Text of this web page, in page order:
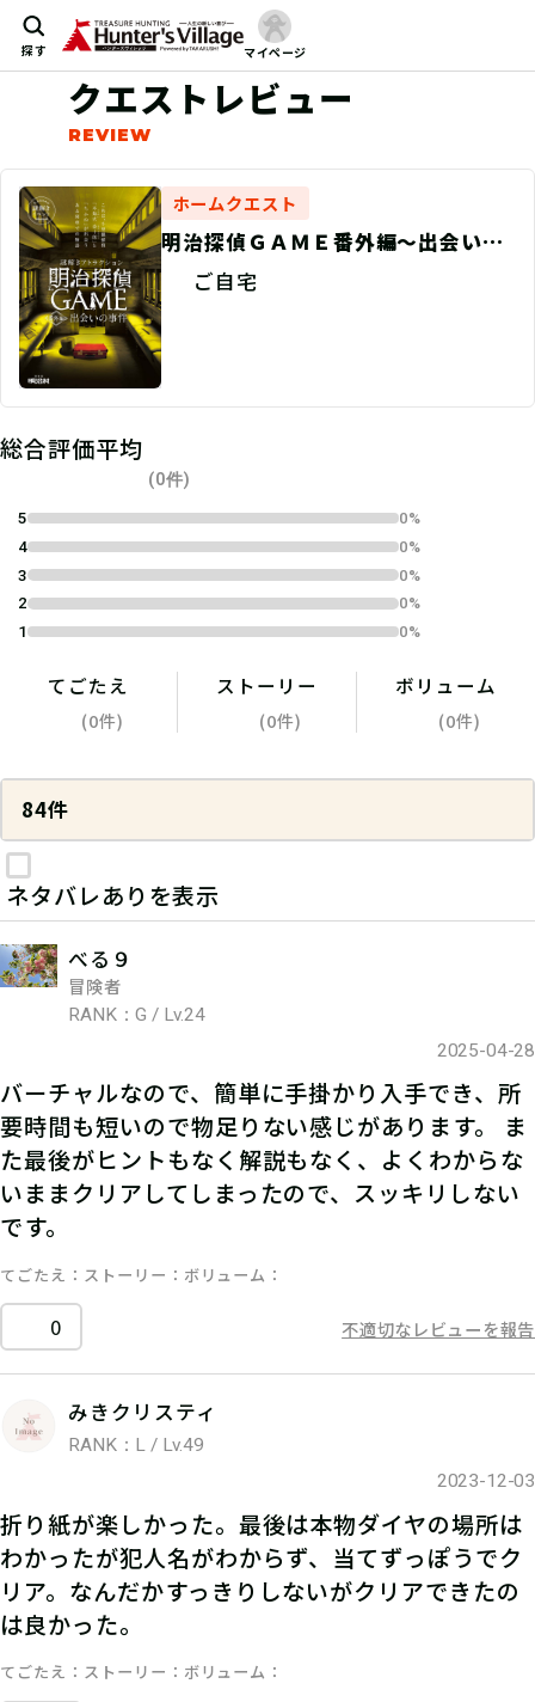
探す マイページ
クエストレビュー
ホームクエスト
明治探偵ＧＡＭＥ番外編〜出会いの
事件〜 バーチャル謎解きプログラ
ム
ご自宅
総合評価平均
(0件)
5
0%
4
0%
3
0%
2
0%
1
0%
てごたえ
(0件)
ストーリー
(0件)
ボリューム
(0件)
84件
ネタバレありを表示
べる９
冒険者
RANK：G / Lv.24
2025-04-28
バーチャルなので、簡単に手掛かり入手でき、所
要時間も短いので物足りない感じがあります。 ま
た最後がヒントもなく解説もなく、よくわからな
いままクリアしてしまったので、スッキリしない
です。
てごたえ ストーリー ボリューム
0 不適切なレビューを報告
みきクリスティ
RANK：L / Lv.49
2023-12-03
折り紙が楽しかった。最後は本物ダイヤの場所は
わかったが犯人名がわからず、当てずっぽうでク
リア。なんだかすっきりしないがクリアできたの
は良かった。
てごたえ ストーリー ボリューム